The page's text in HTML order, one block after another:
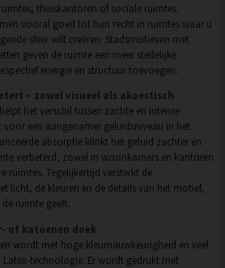
thuiskantoren of sociale ruimtes.
vooral goed tot hun recht in ruimtes waar u
sfeer wilt creëren. Stadsmotieven met
geven de ruimte een meer stedelijke
energie en structuur toevoegen.
– zowel visueel als akoestisch
het verschil tussen zachte en intense
voor een aangenamer geluidsniveau in het
absorptie klinkt het geluid zachter en
verbeterd, zowel in woonkamers en kantoren
ruimtes. Tegelijkertijd versterkt de
licht, de kleuren en de details van het motief,
ruimte geeft.
of katoenen doek
wordt met hoge kleurnauwkeurigheid en veel
Latex-technologie. Er wordt gedrukt met